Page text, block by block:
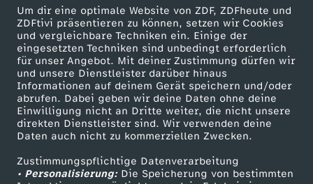
Um dir eine optimale Website von ZDF, ZDFheute und
ZDFtivi präsentieren zu können, setzen wir Cookies
und vergleichbare Techniken ein. Einige der
eingesetzten Techniken sind unbedingt erforderlich
für unser Angebot. Mit deiner Zustimmung dürfen wir
und unsere Dienstleister darüber hinaus
Informationen auf deinem Gerät speichern und/oder
abrufen. Dabei geben wir deine Daten ohne deine
Einwilligung nicht an Dritte weiter, die nicht unsere
direkten Dienstleister sind. Wir verwenden deine
Daten auch nicht zu kommerziellen Zwecken.
Zustimmungspflichtige Datenverarbeitung
• Personalisierung:Die Speicherung von bestimmten
g
r
i
f
f
Mehr ZDF
ZDF-Apps
Smart TV
ZDFtext
Livestreams
Service
ZDFmitreden
Kontakt zum ZDF
Tickets
Zuschauerservice